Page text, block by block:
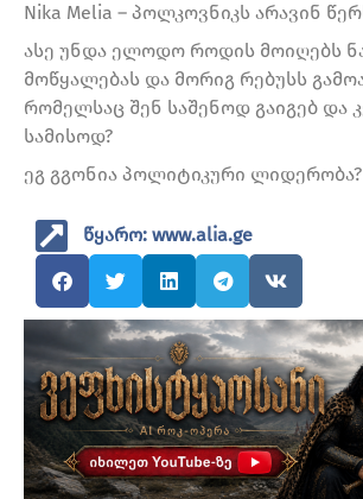
Nika Melia – პოლკოვნიკს არავინ
ასე უნდა ელოდო როდის მოიღებს
მოწყალებას და მორიგ რებუსს
რომელსაც შენ საშენოდ გაიგებ და
სამისოდ?
ეგ გგონია პოლიტიკური ლიდერობა?
წყარო: www.alia.ge